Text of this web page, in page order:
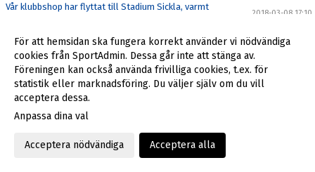
Vår klubbshop har flyttat till Stadium Sickla, varmt
2018-03-08 17:10
Spela Gå-Fotboll! 2018-02-26 13:05
Årsmötet 21 februari
Enskede IK verksamhetsberättelse 2017 2018-02-17 11:42
Enskedespelare uttagen till landslagsläger
Motioner årsmöte 2018
Nomineringar till Enskede IK:s styrelse 2018
För att hemsidan ska fungera korrekt använder vi nödvändiga
cookies från SportAdmin. Dessa går inte att stänga av.
Föreningen kan också använda frivilliga cookies, t.ex. för
statistik eller marknadsföring. Du väljer själv om du vill
acceptera dessa.
Anpassa dina val
Acceptera nödvändiga Acceptera alla